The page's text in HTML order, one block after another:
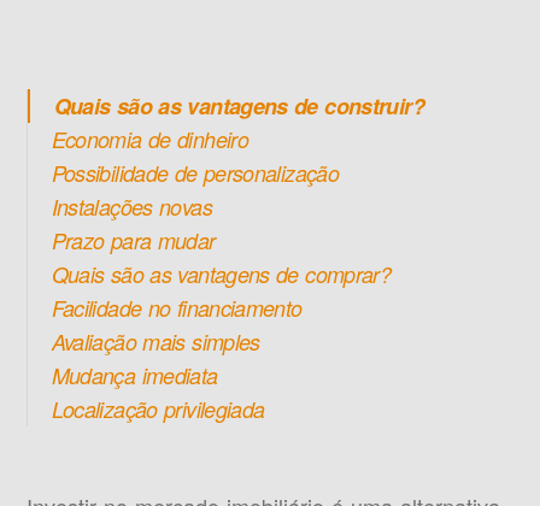
Quais são as vantagens de construir?
Economia de dinheiro
Possibilidade de personalização
Instalações novas
Prazo para mudar
Quais são as vantagens de comprar?
Facilidade no financiamento
Avaliação mais simples
Mudança imediata
Localização privilegiada